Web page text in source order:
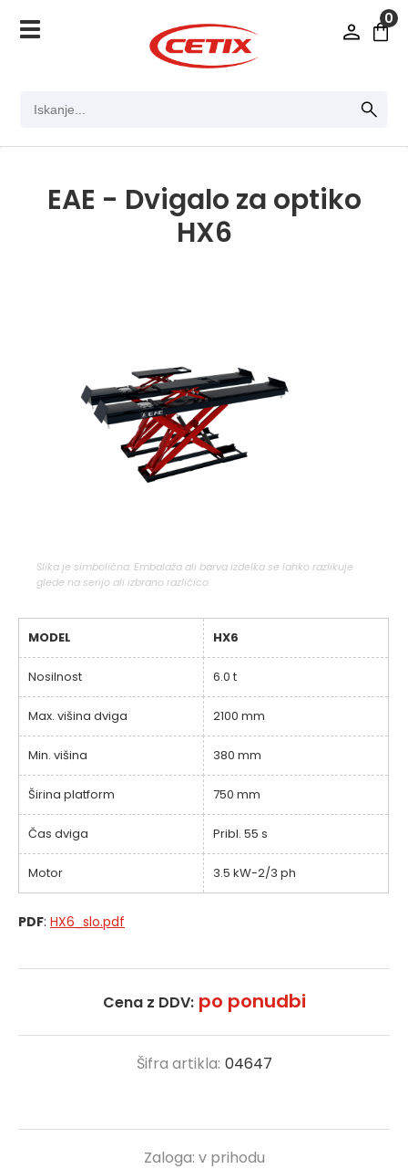
0
EAE - Dvigalo za optiko
HX6
Slika je simbolična. Embalaža ali barva izdelka se lahko razlikuje
glede na serijo ali izbrano različico.
MODEL HX6
Nosilnost 6.0 t
Max. višina dviga 2100 mm
Min. višina 380 mm
Širina platform 750 mm
Čas dviga Pribl. 55 s
Motor 3.5 kW-2/3 ph
PDF: HX6_slo.pdf
Cena z DDV: po ponudbi
Šifra artikla: 04647
Zaloga: v prihodu